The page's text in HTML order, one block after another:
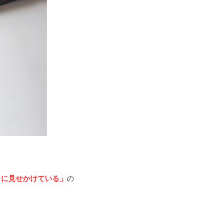
見せかけている」 の